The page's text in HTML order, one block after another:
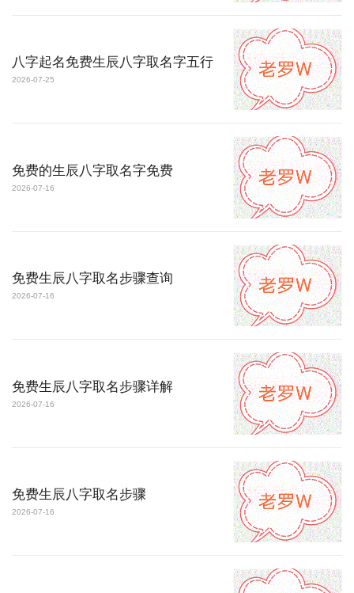
八字起名免费生辰八字取名字五行
2026-07-25
免费的生辰八字取名字免费
2026-07-16
免费生辰八字取名步骤查询
2026-07-16
免费生辰八字取名步骤详解
2026-07-16
免费生辰八字取名步骤
2026-07-16